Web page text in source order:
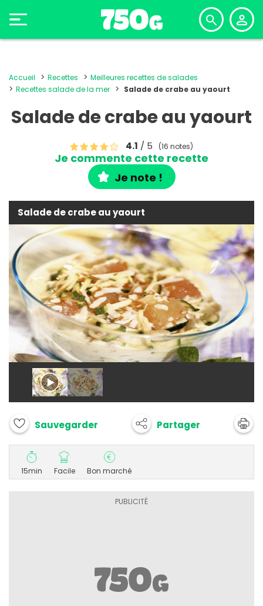
Accueil Recettes
Meilleures recettes de salades
Recettes salade de la mer
Salade de crabe au yaourt
Salade de crabe au yaourt
4.1 / 5 (16 notes)
Je commente cette recette
Je note !
Salade de crabe au yaourt
Sauvegarder Partager
15min Facile Bon marché